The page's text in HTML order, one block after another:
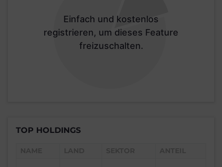
Einfach und kostenlos
registrieren, um dieses Feature
freizuschalten.
TOP HOLDINGS